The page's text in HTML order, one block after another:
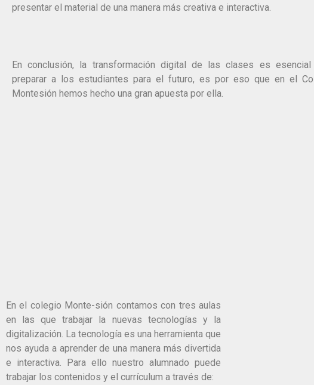
presentar el material de una manera más creativa e interactiva.
En conclusión, la transformación digital de las clases es esencial
preparar a los estudiantes para el futuro, es por eso que en el
Montesión hemos hecho una gran apuesta por ella.
En el colegio Monte-sión contamos con tres aulas
en las que trabajar la nuevas tecnologías y la
digitalización. La tecnología es una herramienta que
nos ayuda a aprender de una manera más divertida
e interactiva. Para ello nuestro alumnado puede
trabajar los contenidos y el currículum a través de: